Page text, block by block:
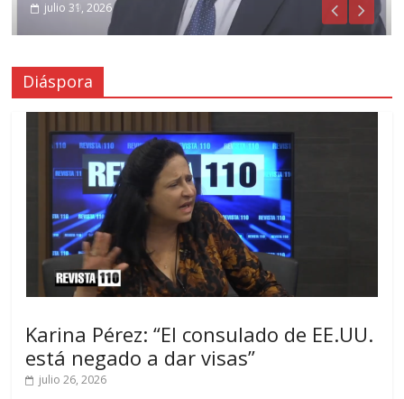
julio 31, 2026
julio 29, 2026
Diáspora
Karina Pérez: “El consulado de EE.UU.
está negado a dar visas”
julio 26, 2026